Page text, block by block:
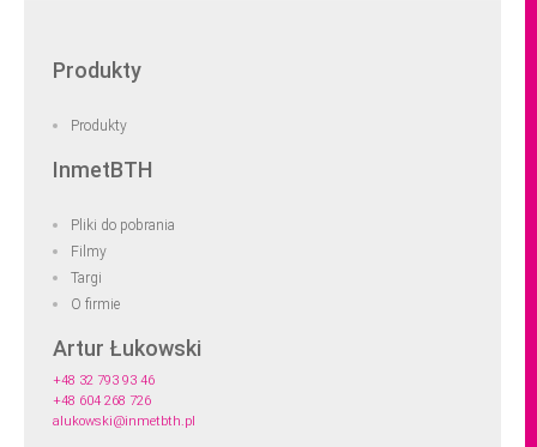
Produkty
Produkty
InmetBTH
Pliki do pobrania
Filmy
Targi
O firmie
Artur Łukowski
+48 32 793 93 46
+48 604 268 726
alukowski@inmetbth.pl